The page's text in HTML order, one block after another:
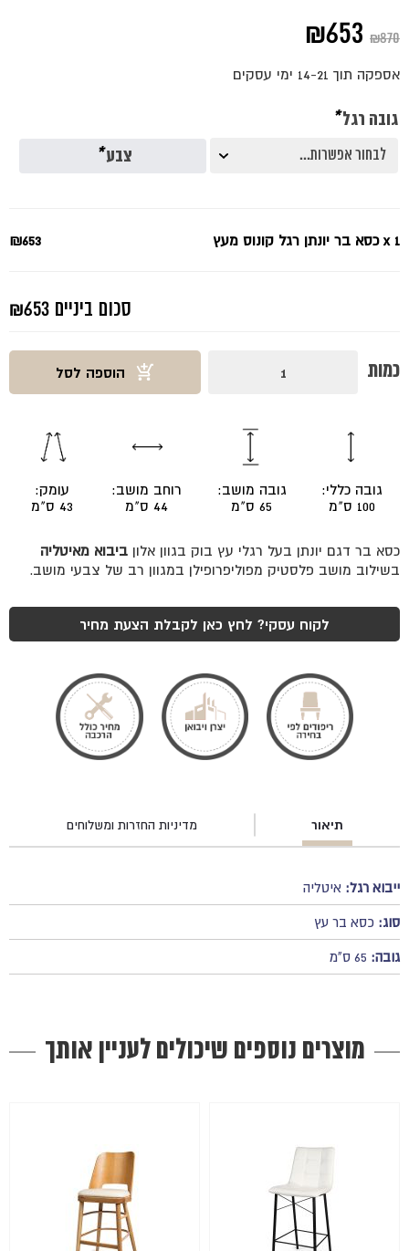
₪870
המחיר
המקורי
₪870.
₪653
הנוכחי
אספקה תוך 14-21 ימי עסקים
גובה רגל*
צבע*
x 1כסא בר יונתן רגל קונוס מעץ ₪653
סכום ביניים ₪653
כמות
רגל
קונוס
הוספה לסל
גובה כללי:
100 ס"מ
גובה מושב:
65 ס"מ
רוחב מושב:
44 ס"מ
עומק:
43 ס"מ
כסא בר דגם יונתן בעל רגלי עץ בוק בגוון אלון ביבוא מאיטליה
בשילוב מושב פלסטיק מפוליפרופילן במגוון רב של צבעי מושב.
לקוח עסקי? לחץ כאן לקבלת הצעת מחיר
תיאור מדיניות החזרות ומשלוחים
ייבוא רגל: איטליה
סוג: כסא בר עץ
גובה:
מוצרים נוספים שיכולים לעניין אותך